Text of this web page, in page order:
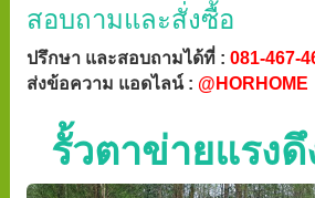
สอบถามและสั่งซื้อ
ปรึกษา และสอบถามได้ที่ : 081-467-
ส่งข้อความ แอดไลน์ : @HORHOME
รั้วตาข่ายแรงดึ